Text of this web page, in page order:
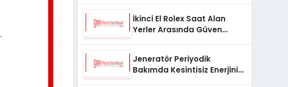
İkinci El Rolex Saat Alan
Yerler Arasında Güven
Jeneratör Periyodik
Bakımda Kesintisiz Enerjinin